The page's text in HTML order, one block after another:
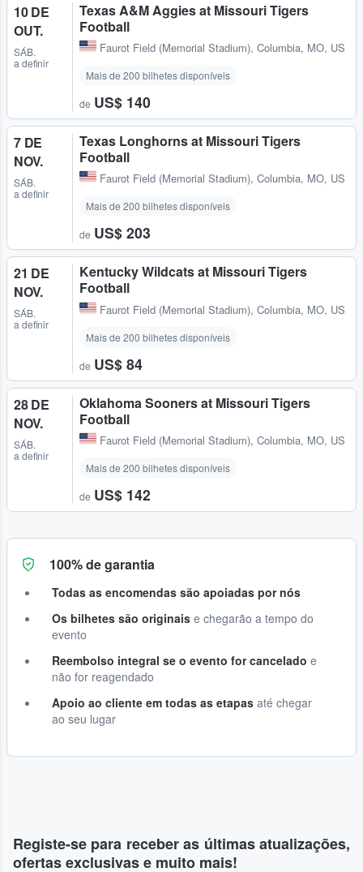
10 DE
OUT.
SÁB.
a definir
Texas A&M Aggies at Missouri Tigers
Football
Faurot Field (Memorial Stadium), Columbia, MO, US
Mais de 200 bilhetes disponíveis
de US$ 140
7 DE
NOV.
SÁB.
a definir
Texas Longhorns at Missouri Tigers
Football
Faurot Field (Memorial Stadium), Columbia, MO, US
Mais de 200 bilhetes disponíveis
de US$ 203
21 DE
NOV.
SÁB.
a definir
Kentucky Wildcats at Missouri Tigers
Football
Faurot Field (Memorial Stadium), Columbia, MO, US
Mais de 200 bilhetes disponíveis
de US$ 84
28 DE
NOV.
SÁB.
a definir
Oklahoma Sooners at Missouri Tigers
Football
Faurot Field (Memorial Stadium), Columbia, MO, US
Mais de 200 bilhetes disponíveis
de US$ 142
100% de garantia
Todas as encomendas são apoiadas por nós
Os bilhetes são originais e chegarão a tempo do
evento
Reembolso integral se o evento for cancelado e
não for reagendado
Apoio ao cliente em todas as etapas até chegar
ao seu lugar
Registe-se para receber as últimas atualizações,
ofertas exclusivas e muito mais!